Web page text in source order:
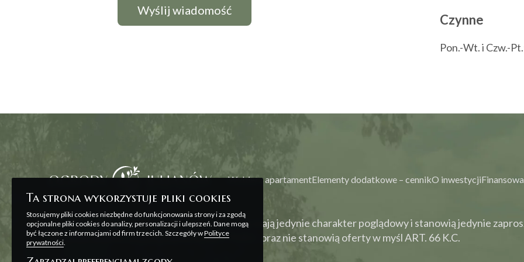
Czynne
Pon.-Wt. i Czw.-
Wybierz apartamentElementy dodatkowe – cennikO inwestycji
Wszelkie prezentowane na stronie materiały mają jedynie charakter poglądowy i stanowią jedynie
zawarcia umowy, o której mowa w ART. 71 K.C. oraz nie stanowią oferty w myśl ART. 66 K.C.
Ta strona wykorzystuje pliki cookies
Stosujemy pliki cookies niezbędne do funkcjonowania strony i za zgodą
opcjonalne pliki cookies do analizy, personalizacji i ulepszeń. Dane mogą
być łączone z informacjami od firm trzecich. Szczegóły wPolityce
prywatności.